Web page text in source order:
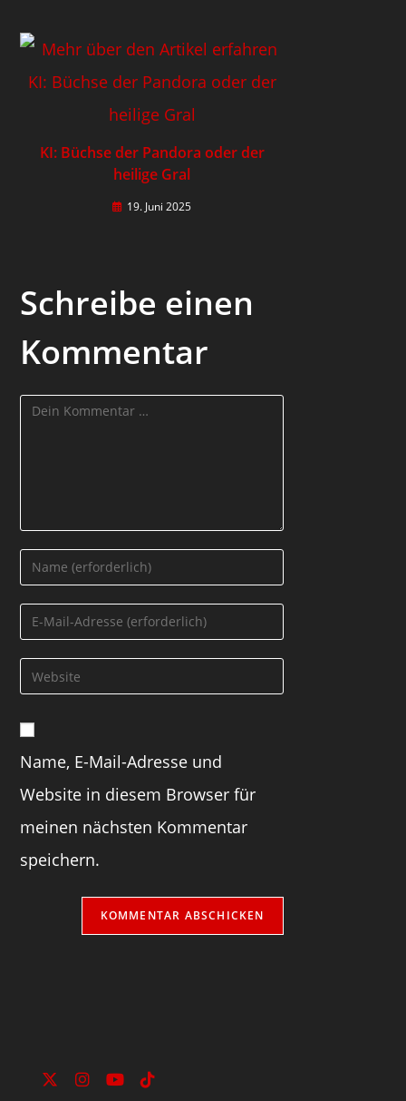
KI: Büchse der Pandora oder der
heilige Gral
19. Juni 2025
Schreibe einen
Kommentar
Name, E-Mail-Adresse und
Website in diesem Browser für
meinen nächsten Kommentar
speichern.